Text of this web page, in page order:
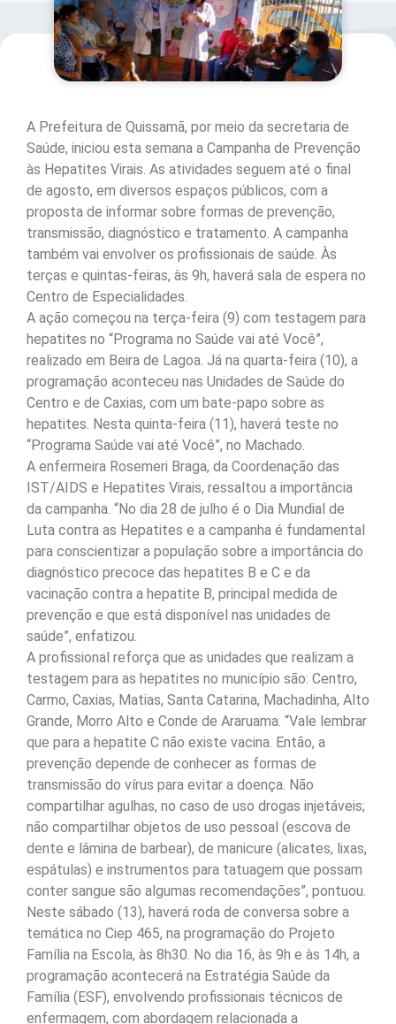
A Prefeitura de Quissamã, por meio da secretaria de
Saúde, iniciou esta semana a Campanha de Prevenção
às Hepatites Virais. As atividades seguem até o final
de agosto, em diversos espaços públicos, com a
proposta de informar sobre formas de prevenção,
transmissão, diagnóstico e tratamento. A campanha
também vai envolver os profissionais de saúde. Às
terças e quintas-feiras, às 9h, haverá sala de espera no
Centro de Especialidades.
A ação começou na terça-feira (9) com testagem para
hepatites no “Programa no Saúde vai até Você”,
realizado em Beira de Lagoa. Já na quarta-feira (10), a
programação aconteceu nas Unidades de Saúde do
Centro e de Caxias, com um bate-papo sobre as
hepatites. Nesta quinta-feira (11), haverá teste no
“Programa Saúde vai até Você”, no Machado.
A enfermeira Rosemeri Braga, da Coordenação das
IST/AIDS e Hepatites Virais, ressaltou a importância
da campanha. “No dia 28 de julho é o Dia Mundial de
Luta contra as Hepatites e a campanha é fundamental
para conscientizar a população sobre a importância do
diagnóstico precoce das hepatites B e C e da
vacinação contra a hepatite B, principal medida de
prevenção e que está disponível nas unidades de
saúde”, enfatizou.
A profissional reforça que as unidades que realizam a
testagem para as hepatites no município são: Centro,
Carmo, Caxias, Matias, Santa Catarina, Machadinha, Alto
Grande, Morro Alto e Conde de Araruama. “Vale lembrar
que para a hepatite C não existe vacina. Então, a
prevenção depende de conhecer as formas de
transmissão do vírus para evitar a doença. Não
compartilhar agulhas, no caso de uso drogas injetáveis;
não compartilhar objetos de uso pessoal (escova de
dente e lâmina de barbear), de manicure (alicates, lixas,
espátulas) e instrumentos para tatuagem que possam
conter sangue são algumas recomendações”, pontuou.
Neste sábado (13), haverá roda de conversa sobre a
temática no Ciep 465, na programação do Projeto
Família na Escola, às 8h30. No dia 16, às 9h e às 14h, a
programação acontecerá na Estratégia Saúde da
Família (ESF), envolvendo profissionais técnicos de
enfermagem, com abordagem relacionada a